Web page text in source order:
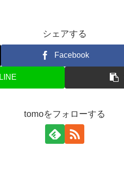
シェアする
Facebook
LINE
tomoをフォローする